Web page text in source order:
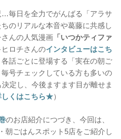
毎日を全力でがんばる「アラサ
のリアルな本音や葛藤に共感し
んの人気漫画 「いつかティファ
ロチさんのインタビューはこち
話ごとに登場する「実在の朝ご
号チェックしている方も多いの
定し、今後ますます目が離せま
しくはこちら★）
のお店紹介につづき、今回は、
朝ごはんスポット5店をご紹介し